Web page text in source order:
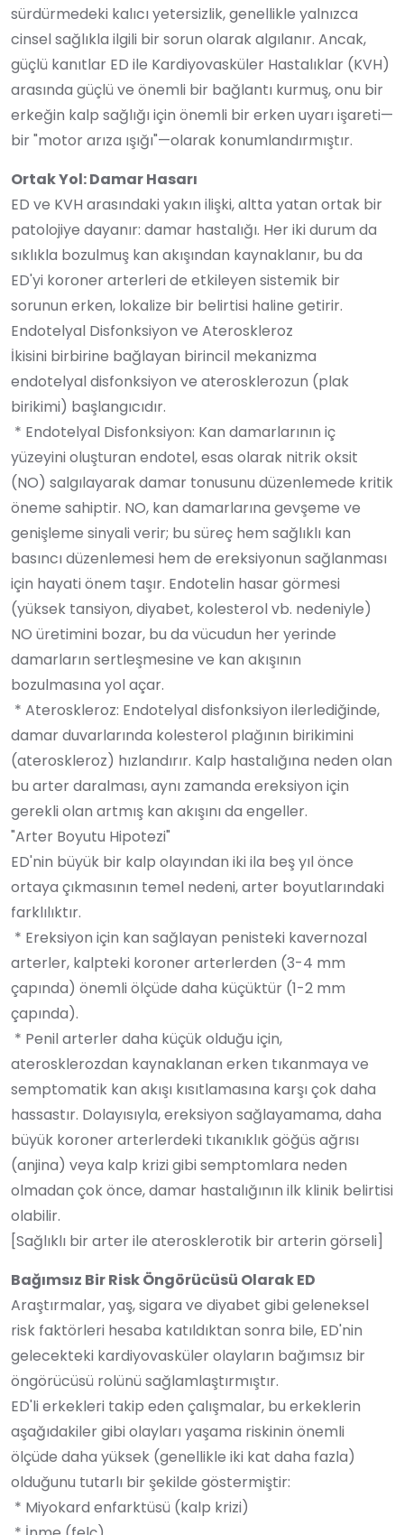
sürdürmedeki kalıcı yetersizlik, genellikle yalnızca
cinsel sağlıkla ilgili bir sorun olarak algılanır. Ancak,
güçlü kanıtlar ED ile Kardiyovasküler Hastalıklar (KVH)
arasında güçlü ve önemli bir bağlantı kurmuş, onu bir
erkeğin kalp sağlığı için önemli bir erken uyarı işareti—
bir "motor arıza ışığı"—olarak konumlandırmıştır.
Ortak Yol: Damar Hasarı
ED ve KVH arasındaki yakın ilişki, altta yatan ortak bir
patolojiye dayanır: damar hastalığı. Her iki durum da
sıklıkla bozulmuş kan akışından kaynaklanır, bu da
ED'yi koroner arterleri de etkileyen sistemik bir
sorunun erken, lokalize bir belirtisi haline getirir.
Endotelyal Disfonksiyon ve Ateroskleroz
İkisini birbirine bağlayan birincil mekanizma
endotelyal disfonksiyon ve aterosklerozun (plak
birikimi) başlangıcıdır.
* Endotelyal Disfonksiyon: Kan damarlarının iç
yüzeyini oluşturan endotel, esas olarak nitrik oksit
(NO) salgılayarak damar tonusunu düzenlemede kritik
öneme sahiptir. NO, kan damarlarına gevşeme ve
genişleme sinyali verir; bu süreç hem sağlıklı kan
basıncı düzenlemesi hem de ereksiyonun sağlanması
için hayati önem taşır. Endotelin hasar görmesi
(yüksek tansiyon, diyabet, kolesterol vb. nedeniyle)
NO üretimini bozar, bu da vücudun her yerinde
damarların sertleşmesine ve kan akışının
bozulmasına yol açar.
* Ateroskleroz: Endotelyal disfonksiyon ilerlediğinde,
damar duvarlarında kolesterol plağının birikimini
(ateroskleroz) hızlandırır. Kalp hastalığına neden olan
bu arter daralması, aynı zamanda ereksiyon için
gerekli olan artmış kan akışını da engeller.
"Arter Boyutu Hipotezi"
ED'nin büyük bir kalp olayından iki ila beş yıl önce
ortaya çıkmasının temel nedeni, arter boyutlarındaki
farklılıktır.
* Ereksiyon için kan sağlayan penisteki kavernozal
arterler, kalpteki koroner arterlerden (3-4 mm
çapında) önemli ölçüde daha küçüktür (1-2 mm
çapında).
* Penil arterler daha küçük olduğu için,
aterosklerozdan kaynaklanan erken tıkanmaya ve
semptomatik kan akışı kısıtlamasına karşı çok daha
hassastır. Dolayısıyla, ereksiyon sağlayamama, daha
büyük koroner arterlerdeki tıkanıklık göğüs ağrısı
(anjina) veya kalp krizi gibi semptomlara neden
olmadan çok önce, damar hastalığının ilk klinik belirtisi
olabilir.
[Sağlıklı bir arter ile aterosklerotik bir arterin görseli]
Bağımsız Bir Risk Öngörücüsü Olarak ED
Araştırmalar, yaş, sigara ve diyabet gibi geleneksel
risk faktörleri hesaba katıldıktan sonra bile, ED'nin
gelecekteki kardiyovasküler olayların bağımsız bir
öngörücüsü rolünü sağlamlaştırmıştır.
ED'li erkekleri takip eden çalışmalar, bu erkeklerin
aşağıdakiler gibi olayları yaşama riskinin önemli
ölçüde daha yüksek (genellikle iki kat daha fazla)
olduğunu tutarlı bir şekilde göstermiştir:
* Miyokard enfarktüsü (kalp krizi)